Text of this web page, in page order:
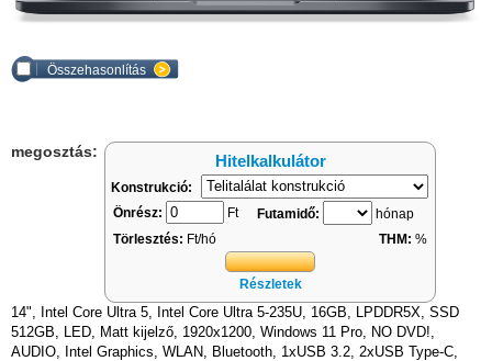
Összehasonlítás
megosztás:
Hitelkalkulátor
Konstrukció:
Önrész:
Ft Futamidő:
hónap
Törlesztés: Ft/hó THM: %
Részletek
14", Intel Core Ultra 5, Intel Core Ultra 5-235U, 16GB, LPDDR5X, SSD
512GB, LED, Matt kijelző, 1920x1200, Windows 11 Pro, NO DVD!,
AUDIO, Intel Graphics, WLAN, Bluetooth, 1xUSB 3.2, 2xUSB Type-C,